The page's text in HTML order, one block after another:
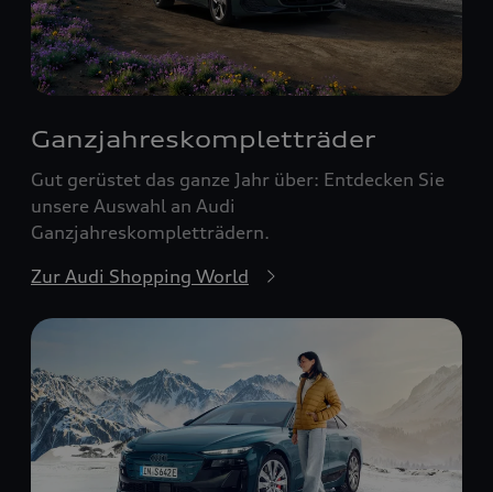
Ganzjahreskomplett­räder
Gut gerüstet das ganze Jahr über: Entdecken Sie
unsere Auswahl an Audi
Ganzjahreskompletträdern.
Zur Audi Shopping World